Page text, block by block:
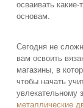
осваивать
основам.
Сегодня не
вам освоить
магазины, в
чтобы начать
увлекательному
металлические